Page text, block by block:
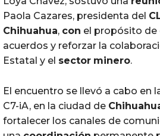
Paola Cazares, presidenta del
Chihuahua, con el propósito de
acuerdos y reforzar la
Estatal y el sector minero.
El encuentro se llevó a cabo en
C7-iA, en la ciudad de
fortalecer los canales de